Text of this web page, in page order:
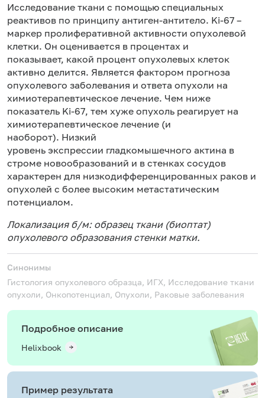
Исследование ткани с помощью специальных
реактивов по принципу антиген-антитело. Ki-67 –
маркер пролиферативной активности опухолевой
клетки. Он оценивается в процентах и
показывает, какой процент опухолевых клеток
активно делится. Является фактором прогноза
опухолевого заболевания и ответа опухоли на
химиотерапевтическое лечение. Чем ниже
показатель Ki-67, тем хуже опухоль реагирует на
химиотерапевтическое лечение (и
наоборот). Низкий
уровень экспрессии гладкомышечного актина в
строме новообразований и в стенках сосудов
характерен для низкодифференцированных раков и
опухолей с более высоким метастатическим
потенциалом.
Локализация б/м: образец ткани (биоптат)
опухолевого образования стенки матки.
Синонимы
Гистология опухолевого образца, ИГХ, Исследование ткани
опухоли, Онкопотенциал, Опухоли, Раковые заболевания
Подробное описание
Helixbook
Пример результата